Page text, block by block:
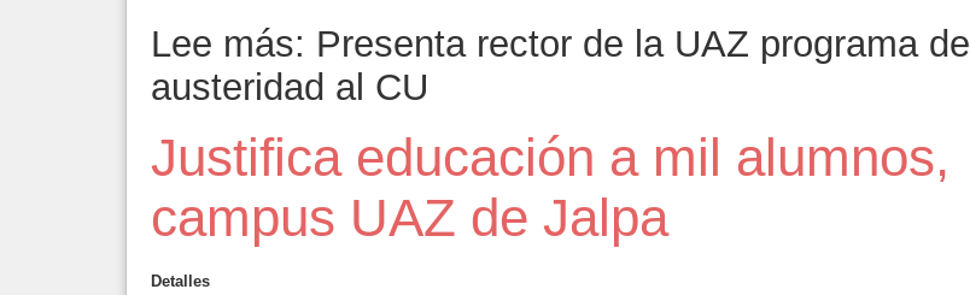
Lee más: Presenta rector de la UAZ programa de
austeridad al CU
Justifica educación a mil alumnos,
campus UAZ de Jalpa
Detalles